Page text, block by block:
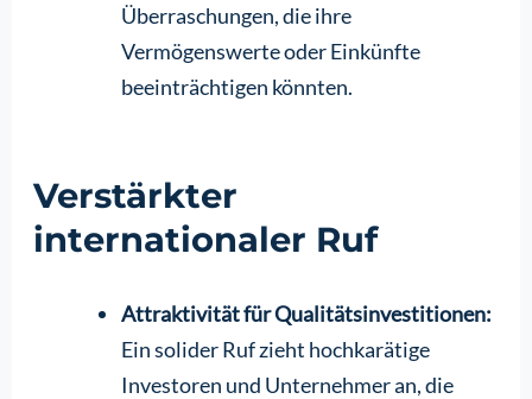
Überraschungen, die ihre
Vermögenswerte oder Einkünfte
beeinträchtigen könnten.
Verstärkter
internationaler Ruf
Attraktivität für Qualitätsinvestitionen:
Ein solider Ruf zieht hochkarätige
Investoren und Unternehmer an, die